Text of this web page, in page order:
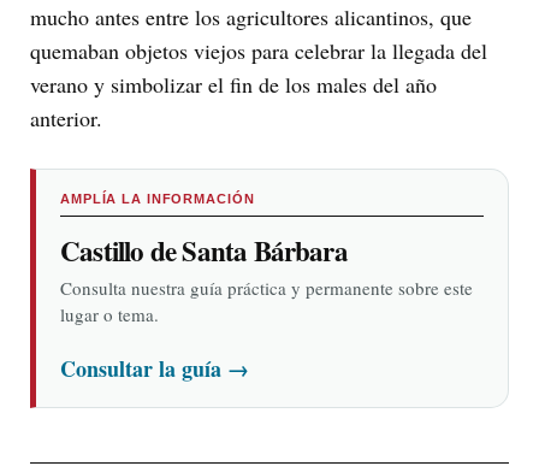
mucho antes entre los agricultores alicantinos, que
quemaban objetos viejos para celebrar la llegada del
verano y simbolizar el fin de los males del año
anterior.
AMPLÍA LA INFORMACIÓN
Castillo de Santa Bárbara
Consulta nuestra guía práctica y permanente sobre este
lugar o tema.
Consultar la guía →